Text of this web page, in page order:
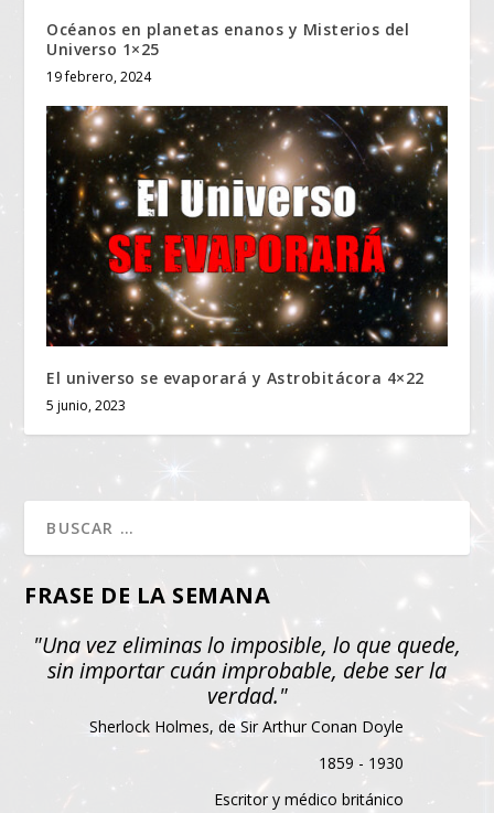
Océanos en planetas enanos y Misterios del
Universo 1×25
19 febrero, 2024
El universo se evaporará y Astrobitácora 4×22
5 junio, 2023
FRASE DE LA SEMANA
"Una vez eliminas lo imposible, lo que quede,
sin importar cuán improbable, debe ser la
verdad."
Sherlock Holmes, de Sir Arthur Conan Doyle
1859 - 1930
Escritor y médico británico